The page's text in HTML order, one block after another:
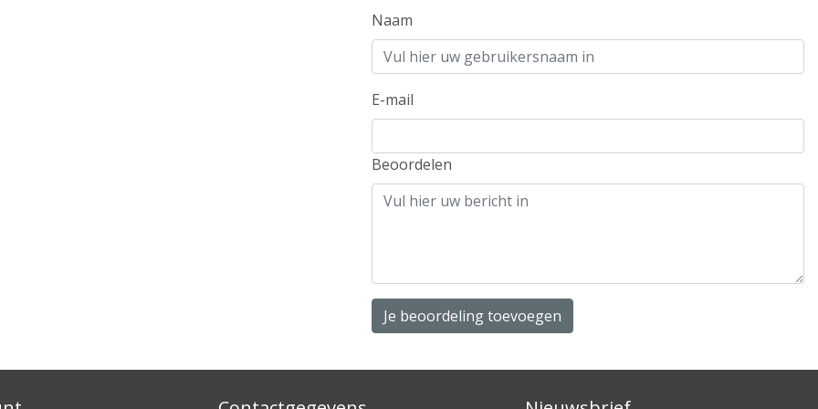
Naam
E-mail
Beoordelen
Je beoordeling toevoegen